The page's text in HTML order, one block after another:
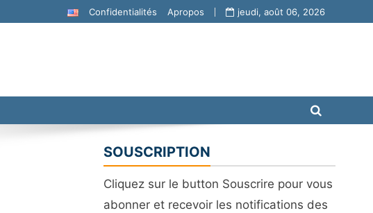
Confidentialités Apropos jeudi, août 06, 2026
SOUSCRIPTION
Cliquez sur le button Souscrire pour vous
abonner et recevoir les notifications des